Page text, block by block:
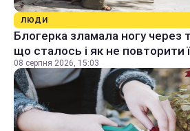
ЛЮДИ
Блогерка зламала ногу через
що сталось і як не повторити
08 серпня 2026, 15:03